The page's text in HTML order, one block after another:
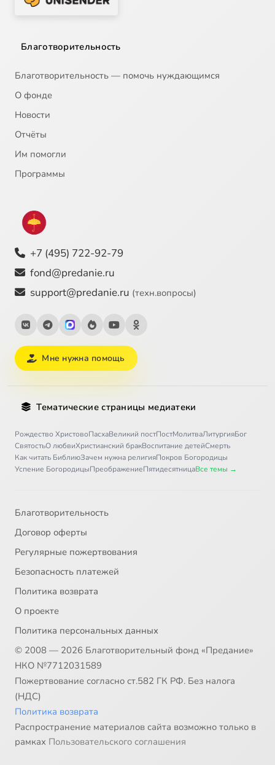
Благотворительность
Благотворительность — помочь нуждающимся
О фонде
Новости
Отчёты
Им помогли
Программы
+7 (495) 722-92-79
fond@predanie.ru
support@predanie.ru (техн.вопросы)
Мне нужна помощь
Тематические страницы медиатеки
Рождество ХристовоПасхаВеликий постПостМолитваЛитургияБог
СвятостьО любвиХристианский бракВоспитание детейСмерть
Как читать БиблиюЗачем нужна религияПокров Богородицы
Успение БогородицыПреображениеПятидесятницаВсе темы →
Благотворительность
Договор оферты
Регулярные пожертвования
Безопасность платежей
Политика возврата
О проекте
Политика персональных данных
© 2008 — 2026 Благотворительный фонд «Предание»
НКО №7712031589
Пожертвование согласно ст.582 ГК РФ. Без налога
(НДС)
Политика возврата
Распространение материалов сайта возможно только в
рамках Пользовательского соглашения